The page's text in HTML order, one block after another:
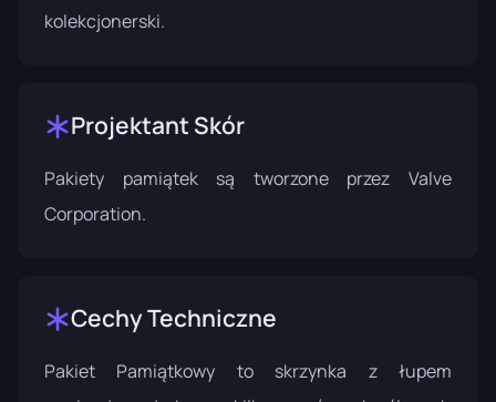
kolekcjonerski.
Projektant Skór
Pakiety pamiątek są tworzone przez Valve
Corporation.
Cechy Techniczne
Pakiet Pamiątkowy to skrzynka z łupem